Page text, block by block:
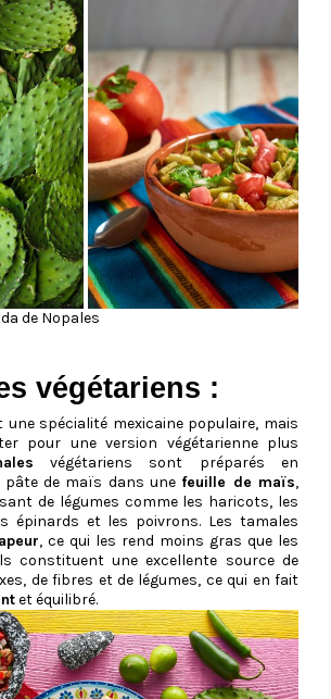
de Nopales
végétariens :
spécialité mexicaine populaire, mais
pour une version végétarienne plus
végétariens sont préparés en
pâte de maïs dans une feuille de maïs,
de légumes comme les haricots, les
épinards et les poivrons. Les tamales
, ce qui les rend moins gras que les
constituent une excellente source de
de fibres et de légumes, ce qui en fait
et équilibré.